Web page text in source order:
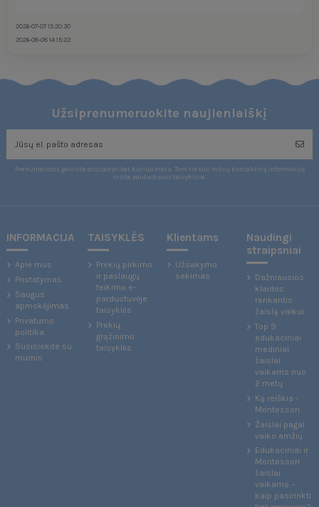
2026-07-07 15:20:30
2026-08-08 14:15:22
Užsiprenumeruokite naujienlaiškį
Prenumeratos galėsite atsisakyti bet kuriuo metu. Tam tikslui mūsų kontaktinę informaciją
rasite parduotuvės taisyklėse.
INFORMACIJA
Apie mus
Pristatymas
Saugus
apmokėjimas
Privatumo
politika
Susisiekite su
mumis
TAISYKLĖS
Prekių pirkimo
ir paslaugų
teikimo e-
parduotuvėje
taisyklės
Prekių
grąžinimo
taisyklės
Klientams
Užsakymo
sekimas
Naudingi
straipsniai
Dažniausios
klaidos
renkantis
žaislą vaikui
Top 9
edukaciniai
mediniai
žaislai
vaikams nuo
2 metų
Ką reiškia -
Montessori
Žaislai pagal
vaiko amžių
Edukaciniai ir
Montessori
žaislai
vaikams –
kaip pasirinkti